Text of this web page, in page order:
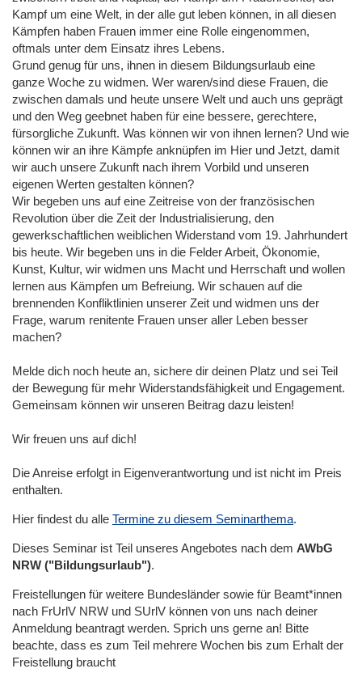
Kampf um eine Welt, in der alle gut leben können, in all diesen
Kämpfen haben Frauen immer eine Rolle eingenommen,
oftmals unter dem Einsatz ihres Lebens.
Grund genug für uns, ihnen in diesem Bildungsurlaub eine
ganze Woche zu widmen. Wer waren/sind diese Frauen, die
zwischen damals und heute unsere Welt und auch uns geprägt
und den Weg geebnet haben für eine bessere, gerechtere,
fürsorgliche Zukunft. Was können wir von ihnen lernen? Und wie
können wir an ihre Kämpfe anknüpfen im Hier und Jetzt, damit
wir auch unsere Zukunft nach ihrem Vorbild und unseren
eigenen Werten gestalten können?
Wir begeben uns auf eine Zeitreise von der französischen
Revolution über die Zeit der Industrialisierung, den
gewerkschaftlichen weiblichen Widerstand vom 19. Jahrhundert
bis heute. Wir begeben uns in die Felder Arbeit, Ökonomie,
Kunst, Kultur, wir widmen uns Macht und Herrschaft und wollen
lernen aus Kämpfen um Befreiung. Wir schauen auf die
brennenden Konfliktlinien unserer Zeit und widmen uns der
Frage, warum renitente Frauen unser aller Leben besser
machen?
Melde dich noch heute an, sichere dir deinen Platz und sei Teil
der Bewegung für mehr Widerstandsfähigkeit und Engagement.
Gemeinsam können wir unseren Beitrag dazu leisten!
Wir freuen uns auf dich!
Die Anreise erfolgt in Eigenverantwortung und ist nicht im Preis
enthalten.
Hier findest du alle Termine zu diesem Seminarthema.
Dieses Seminar ist Teil unseres Angebotes nach dem AWbG
NRW ("Bildungsurlaub").
Freistellungen für weitere Bundesländer sowie für Beamt*innen
nach FrUrlV NRW und SUrlV können von uns nach deiner
Anmeldung beantragt werden. Sprich uns gerne an! Bitte
beachte, dass es zum Teil mehrere Wochen bis zum Erhalt der
Freistellung braucht